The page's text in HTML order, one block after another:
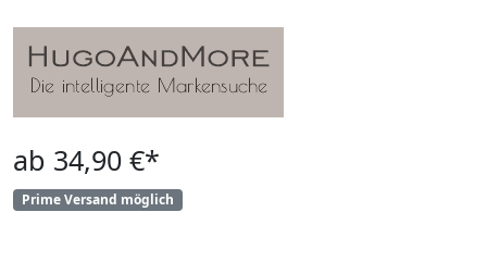
ab 34,90 €*
Prime Versand möglich